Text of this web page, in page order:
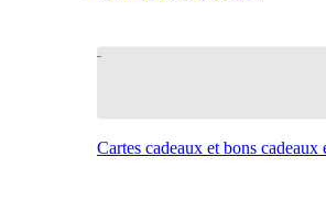
Cartes cadeaux et bons cadeaux